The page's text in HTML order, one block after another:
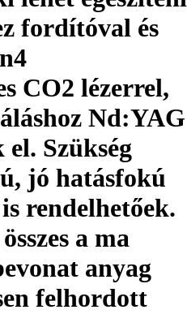
fordítóval és
CO2 lézerrel,
Nd:YAG
Szükség
jó hatásfokú
rendelhetőek.
a ma
anyag
felhordott